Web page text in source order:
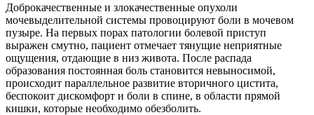
Доброкачественные и злокачественные опухоли
мочевыделительной системы провоцируют боли в мочевом
пузыре. На первых порах патологии болевой приступ
выражен смутно, пациент отмечает тянущие неприятные
ощущения, отдающие в низ живота. После распада
образования постоянная боль становится невыносимой,
происходит параллельное развитие вторичного цистита,
беспокоит дискомфорт и боли в спине, в области прямой
кишки, которые необходимо обезболить.